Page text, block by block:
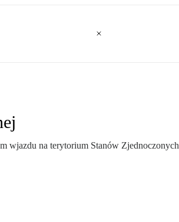
wjazdu na terytorium Stanów Zjednoczonych